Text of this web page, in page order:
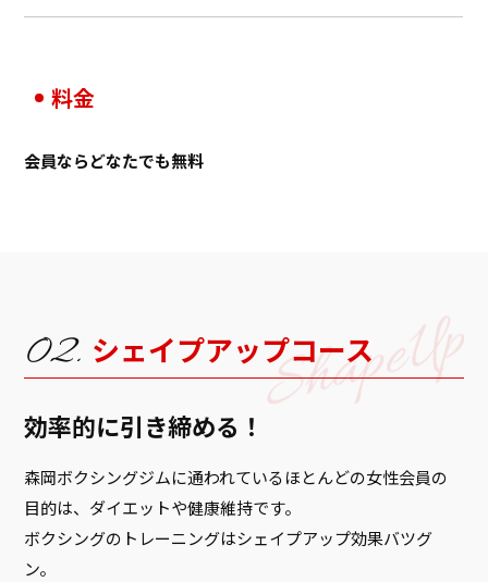
料金
会員ならどなたでも無料
シェイプアップコース
効率的に引き締める！
森岡ボクシングジムに通われているほとんどの女性会員の
目的は、ダイエットや健康維持です。
ボクシングのトレーニングはシェイプアップ効果バツグ
ン。